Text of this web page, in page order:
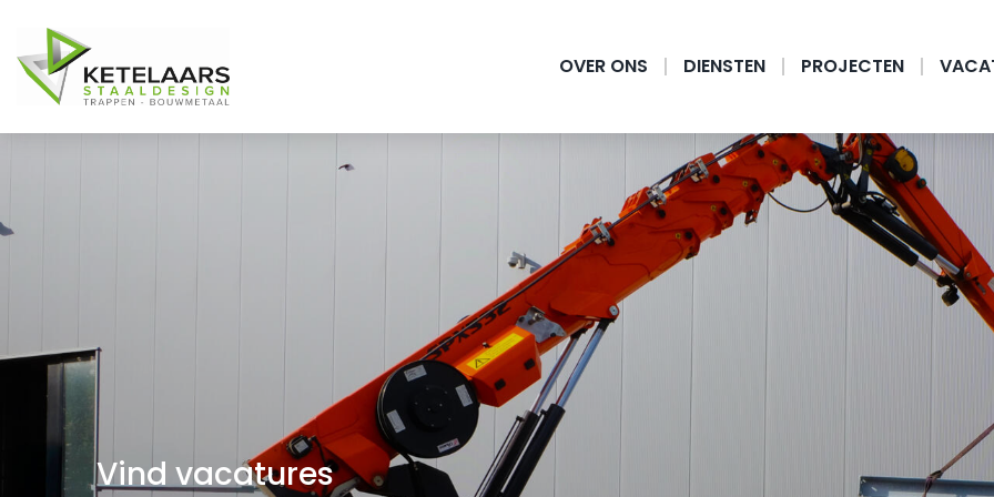
OVER ONS DIENSTEN PROJECTEN
Vind vacatures